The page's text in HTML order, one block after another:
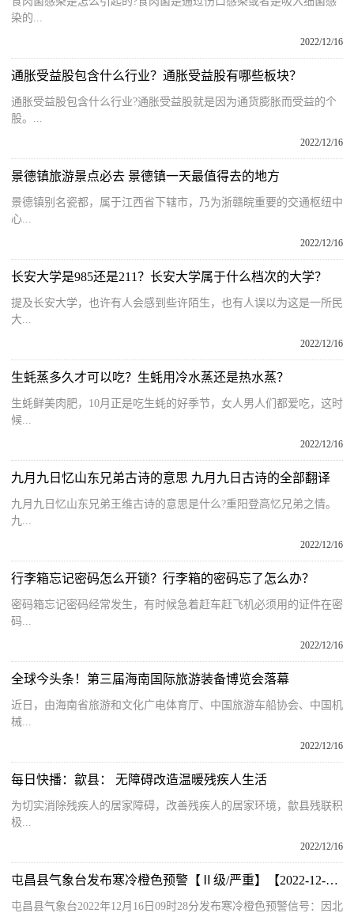
染的...
2022/12/16
通胀受益股包含什么行业？通胀受益股有哪些板块？
通胀受益股包含什么行业?通胀受益股就是因为通货膨胀而受益的个
股。...
2022/12/16
景德镇旅游景点必去 景德镇一天最值得去的地方
景德镇别名瓷都，属于江西省下辖市，乃为浙赣皖重要的交通枢纽中
心...
2022/12/16
长安大学是985还是211？长安大学属于什么档次的大学？
提及长安大学，也许有人会感到些许陌生，也有人误以为这是一所民
大...
2022/12/16
生蚝蒸多久才可以吃？生蚝用冷水蒸还是热水蒸？
生蚝鲜美肉肥，10月正是吃生蚝的好季节，女人男人们都爱吃，这时
候...
2022/12/16
九月九日忆山东兄弟古诗的意思 九月九日古诗的全部翻译
九月九日忆山东兄弟王维古诗的意思是什么?重阳登高忆兄弟之情。
九...
2022/12/16
行李箱忘记密码怎么开锁？行李箱的密码忘了怎么办？
密码箱忘记密码经常发生，有时候急着赶车赶飞机必须用的证件在密
码...
2022/12/16
全球今头条！第三届海南国际旅游装备博览会落幕
近日，由海南省旅游和文化广电体育厅、中国旅游车船协会、中国机
械...
2022/12/16
每日快播：歙县： 无障碍改造温暖残疾人生活
为切实消除残疾人的居家障碍，改善残疾人的居家环境，歙县残联积
极...
2022/12/16
屯昌县气象台发布寒冷橙色预警【Ⅱ级/严重】【2022-12-16】
屯昌县气象台2022年12月16日09时28分发布寒冷橙色预警信号：因北